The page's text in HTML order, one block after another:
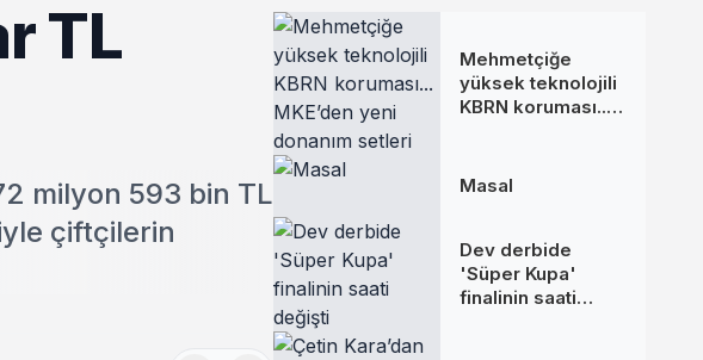
TL
milyon 593 bin TL
çiftçilerin
Mehmetçiğe
yüksek teknolojili
KBRN koruması...
Masal
Dev derbide
'Süper Kupa'
finalinin saati